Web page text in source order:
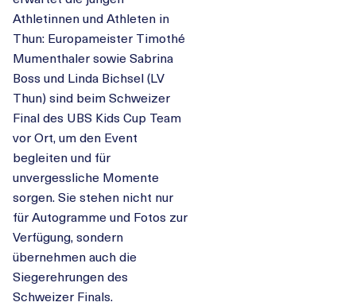
Athletinnen und Athleten in
Thun: Europameister Timothé
Mumenthaler sowie Sabrina
Boss und Linda Bichsel (LV
Thun) sind beim Schweizer
Final des UBS Kids Cup Team
vor Ort, um den Event
begleiten und für
unvergessliche Momente
sorgen. Sie stehen nicht nur
für Autogramme und Fotos zur
Verfügung, sondern
übernehmen auch die
Siegerehrungen des
Schweizer Finals.